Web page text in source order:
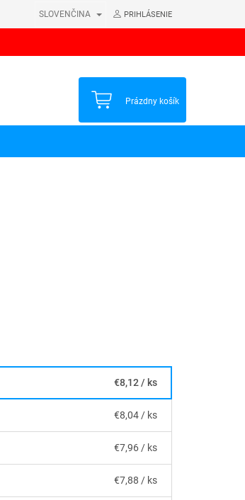
SLOVENČINA PRIHLÁSENIE
NÁKUPNÝ
Prázdny košík
€8,12 / ks
€8,04 / ks
€7,96 / ks
€7,88 / ks